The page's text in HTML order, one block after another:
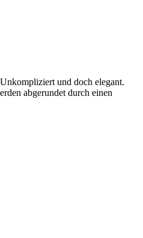
und doch elegant.
abgerundet durch einen